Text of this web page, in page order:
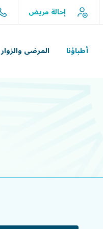
إحالة مريض
أطباؤنا المرضى والزوار